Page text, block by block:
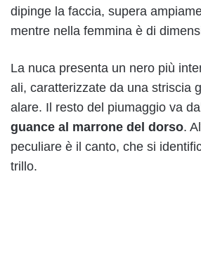
dipinge la faccia, supera
mentre nella femmina è di
La nuca presenta un nero più
ali, caratterizzate da una striscia
alare. Il resto del piumaggio va dal
guance al marrone del dorso.
peculiare è il canto, che si
trillo.